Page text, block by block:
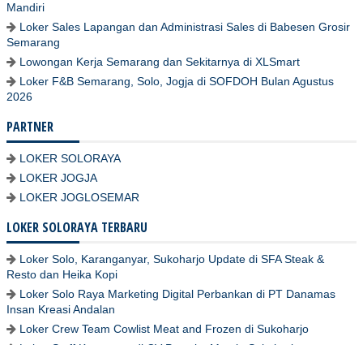
Mandiri
Loker Sales Lapangan dan Administrasi Sales di Babesen Grosir
Semarang
Lowongan Kerja Semarang dan Sekitarnya di XLSmart
Loker F&B Semarang, Solo, Jogja di SOFDOH Bulan Agustus
2026
PARTNER
LOKER SOLORAYA
LOKER JOGJA
LOKER JOGLOSEMAR
LOKER SOLORAYA TERBARU
Loker Solo, Karanganyar, Sukoharjo Update di SFA Steak &
Resto dan Heika Kopi
Loker Solo Raya Marketing Digital Perbankan di PT Danamas
Insan Kreasi Andalan
Loker Crew Team Cowlist Meat and Frozen di Sukoharjo